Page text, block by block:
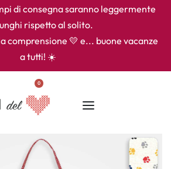
di consegna saranno leggermente
rispetto al solito.
comprensione 💛 e... buone vacanze
a tutti! ☀️
0